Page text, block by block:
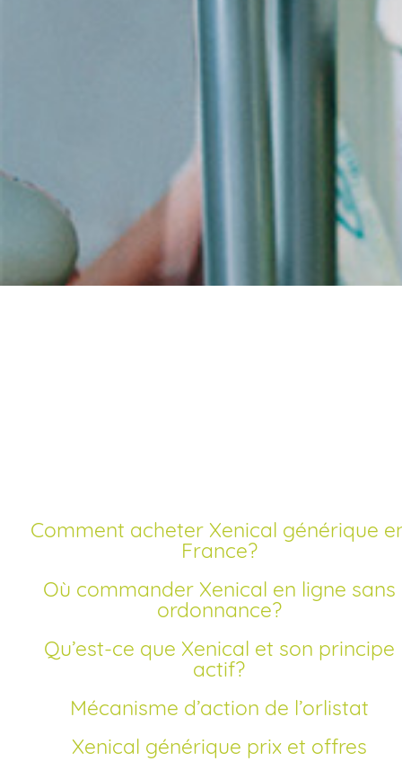
Comment acheter Xenical générique en
France?
Où commander Xenical en ligne sans
ordonnance?
Qu’est-ce que Xenical et son principe
actif?
Mécanisme d’action de l’orlistat
Xenical générique prix et offres